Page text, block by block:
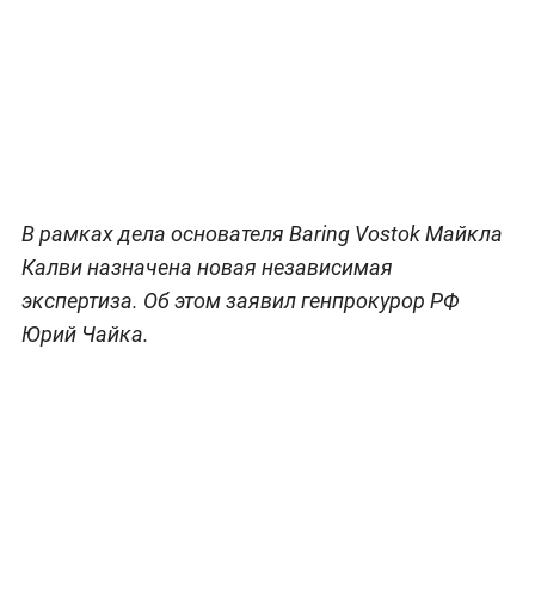
В рамках дела основателя Baring Vostok Майкла
Калви назначена новая независимая
экспертиза. Об этом заявил генпрокурор РФ
Юрий Чайка.